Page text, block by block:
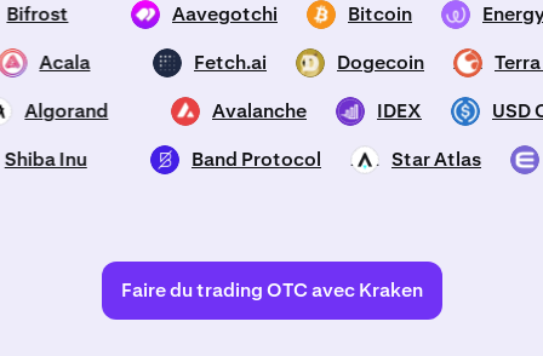
GHST Aavegotchi BTC Bitcoin EWT
Bifrost
FET Fetch.ai DOGE Dogecoin LUNA2
ACA Acala
AVAX Avalanche IDEX IDEX USDC
ALGO Algorand
BAND Band Protocol ATLAS Star Atlas
Shiba Inu
Faire du trading OTC avec Kraken